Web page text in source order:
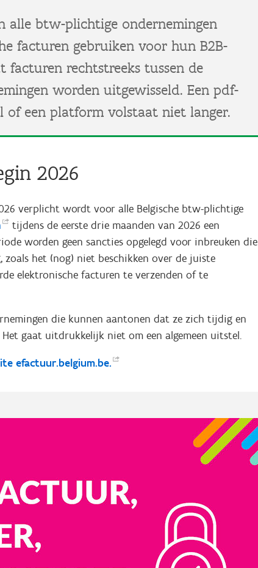
alle btw-plichtige ondernemingen
facturen gebruiken voor hun B2B-
facturen rechtstreeks tussen de
worden uitgewisseld. Een pdf-
een platform volstaat niet langer.
2026
verplicht wordt voor alle Belgische btw-plichtige
tijdens de eerste drie maanden van 2026 een
worden geen sancties opgelegd voor inbreuken die
het (nog) niet beschikken over de juiste
elektronische facturen te verzenden of te
die kunnen aantonen dat ze zich tijdig en
gaat uitdrukkelijk niet om een algemeen uitstel.
efactuur.belgium.be.